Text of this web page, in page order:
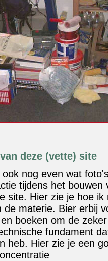
deze (vette) site
ook nog even wat
tijdens het bouwen
site. Hier zie je hoe ik
de materie. Bier erbij
boeken om de
fundament
heb. Hier zie je een